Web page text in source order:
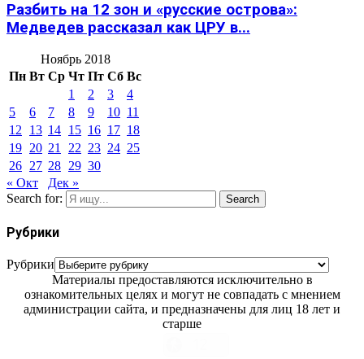
Разбить на 12 зон и «русские острова»:
Медведев рассказал как ЦРУ в...
Ноябрь 2018
Пн Вт Ср Чт Пт Сб Вс
1
2 3
4
5
6 7 8 9 10 11
12
13 14 15 16 17 18
19 20 21 22 23 24 25
26 27 28 29 30
« Окт
Дек »
Search for:
Search
Рубрики
Рубрики
Материалы предоставляются исключительно в
ознакомительных целях и могут не совпадать с мнением
администрации сайта, и предназначены для лиц 18 лет и
старше